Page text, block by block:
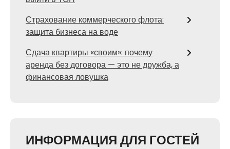
Страхование коммерческого флота:
защита бизнеса на воде
Сдача квартиры «своим»: почему
аренда без договора — это не дружба, а
финансовая ловушка
ИНФОРМАЦИЯ ДЛЯ ГОСТЕЙ